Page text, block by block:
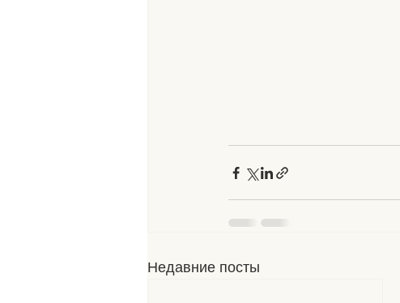
Недавние посты